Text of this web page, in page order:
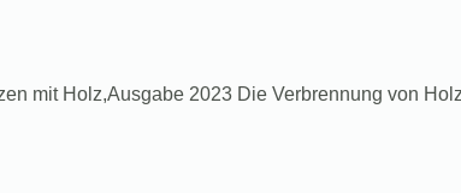
mit Holz,Ausgabe 2023 Die Verbrennung von